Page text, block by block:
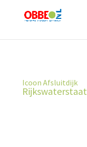
Icoon Afsluitdijk
Rijkswaterstaat